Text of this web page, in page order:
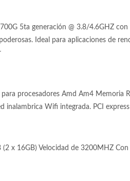
5ta generación @ 3.8/4.6GHZ
Ideal para aplicaciones de
procesadores Amd Am4 Memoria
inalambrica Wifi integrada. PCI
x 16GB) Velocidad de 3200MHZ